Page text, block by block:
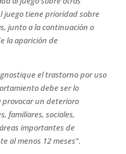
juego tiene prioridad sobre
junto a la continuación o
la aparición de
el trastorno por uso
debe ser lo
un deterioro
familiares, sociales,
importantes de
al menos 12 meses”.